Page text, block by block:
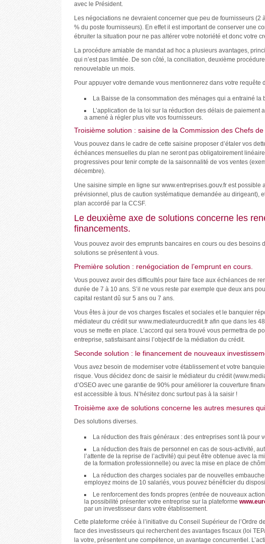
avec le Président.
Les négociations ne devraient concerner que peu de fournisseurs
% du poste fournisseurs). En effet il est important de conserver une
ébruiter la situation pour ne pas altérer votre notoriété et donc votre
La procédure amiable de mandat ad hoc a plusieurs avantages,
qui n’est pas limitée. De son côté, la conciliation, deuxième
renouvelable un mois.
Pour appuyer votre demande vous mentionnerez dans votre
La Baisse de la consommation des ménages qui a entrainé la
L’application de la loi sur la réduction des délais de
a amené à régler plus vite vos fournisseurs.
Troisième solution : saisine de la Commission des Chefs
Vous pouvez dans le cadre de cette saisine proposer d’étaler vos
échéances mensuelles du plan ne seront pas obligatoirement
progressives pour tenir compte de la saisonnalité de vos ventes
décembre).
Une saisine simple en ligne sur www.entreprises.gouv.fr est
prévisionnel, plus de caution systématique demandée au dirigeant),
plan accordé par la CCSF.
Le deuxième axe de solutions concerne les
financements.
Vous pouvez avoir des emprunts bancaires en cours ou des
solutions se présentent à vous.
Première solution : renégociation de l’emprunt en cours.
Vous pouvez avoir des difficultés pour faire face aux échéances de
durée de 7 à 10 ans. S’il ne vous reste par exemple que deux ans
capital restant dû sur 5 ans ou 7 ans.
Vous êtes à jour de vos charges fiscales et sociales et le banquier
médiateur du crédit sur www.mediateurducredit.fr afin que dans les
vous se mette en place. L’accord qui sera trouvé vous permettra de
entreprise, satisfaisant ainsi l’objectif de la médiation du crédit.
Seconde solution : le financement de nouveaux
Vous avez besoin de moderniser votre établissement et votre
risque. Vous décidez donc de saisir le médiateur du crédit
d’OSEO avec une garantie de 90% pour améliorer la couverture
est accessible à tous. N’hésitez donc surtout pas à la saisir !
Troisième axe de solutions concerne les autres mesures qui
Des solutions diverses.
La réduction des frais généraux : des entreprises sont là pour
La réduction des frais de personnel en cas de sous-activité,
l’attente de la reprise de l’activité) qui peut être obtenue avec la
de la formation professionnelle) ou avec la mise en place de
La réduction des charges sociales par de nouvelles
employez moins de 10 salariés, vous pouvez bénéficier du
Le renforcement des fonds propres (entrée de nouveaux
la possibilité présenter votre entreprise sur la plateforme
par un investisseur dans votre établissement.
Cette plateforme créée à l’initiative du Conseil Supérieur de l’Ordre
face des investisseurs qui recherchent des avantages fiscaux (loi
la votre, présentent une compétence, un avantage concurrentiel.